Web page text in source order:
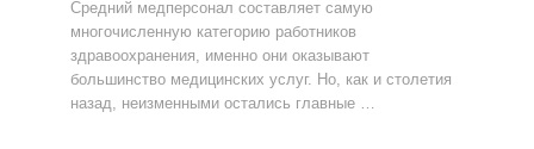
Средний медперсонал составляет самую
многочисленную категорию работников
здравоохранения, именно они оказывают
большинство медицинских услуг. Но, как и столетия
назад, неизменными остались главные …